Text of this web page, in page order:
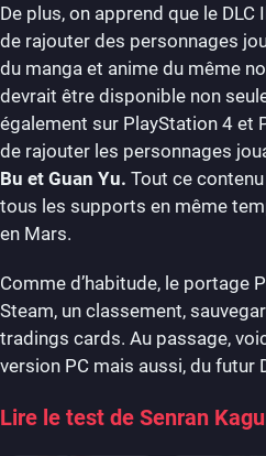
De plus, on apprend que le
de rajouter des personnages
du manga et anime du même
devrait être disponible non
également sur PlayStation 4 et
de rajouter les personnages
Bu et Guan Yu. Tout ce
tous les supports en même
en Mars.
Comme d’habitude, le portage
Steam, un classement,
tradings cards. Au passage,
version PC mais aussi, du futur
Lire le test de Senran